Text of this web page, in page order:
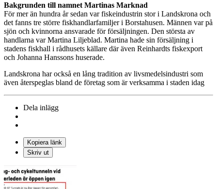
Bakgrunden till namnet Martinas Marknad
För mer än hundra år sedan var fiskeindustrin stor i Landskrona och
det fanns tre större fiskhandlarfamiljer i Borstahusen. Männen var på
sjön och kvinnorna ansvarade för försäljningen. Den största av
handlarna var Martina Liljeblad. Martina hade sin försäljning i
stadens fiskhall i rådhusets källare där även Reinhardts fiskexport
och Johanna Hanssons huserade.
Landskrona har också en lång tradition av livsmedelsindustri som
även återspeglas bland de företag som är verksamma i staden idag
Dela inlägg
Kopiera länk
Skriv ut